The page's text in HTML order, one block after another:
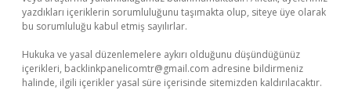
yazdıkları içeriklerin sorumluluğunu taşımakta olup, siteye üye olarak
bu sorumluluğu kabul etmiş sayılırlar.
Hukuka ve yasal düzenlemelere aykırı olduğunu düşündüğünüz
içerikleri, backlinkpanelicomtr@gmail.com adresine bildirmeniz
halinde, ilgili içerikler yasal süre içerisinde sitemizden kaldırılacaktır.